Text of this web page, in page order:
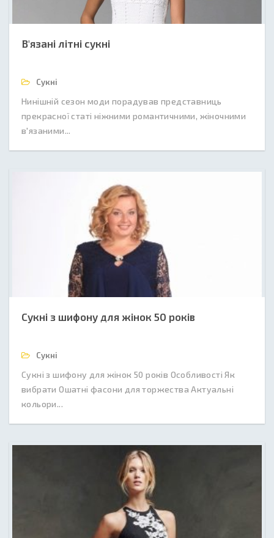
В'язані літні сукні
Сукні
Нинішній сезон моди порадував представниць
прекрасної статі ніжними романтичними, жіночними
в'язаними...
Сукні з шифону для жінок 50 років
Сукні
Сукні з шифону для жінок 50 років Особливості Як
вибрати Ошатні фасони для торжества Актуальні
кольори...